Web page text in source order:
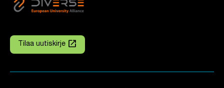
Tilaa uutiskirje
Linkki avautuu uuteen välilehteen
launch